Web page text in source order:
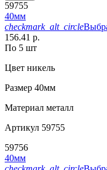
59755
40мм
checkmark_alt_circle
156.41 р.
По 5 шт
Цвет никель
Размер 40мм
Материал металл
Артикул 59755
59756
40мм